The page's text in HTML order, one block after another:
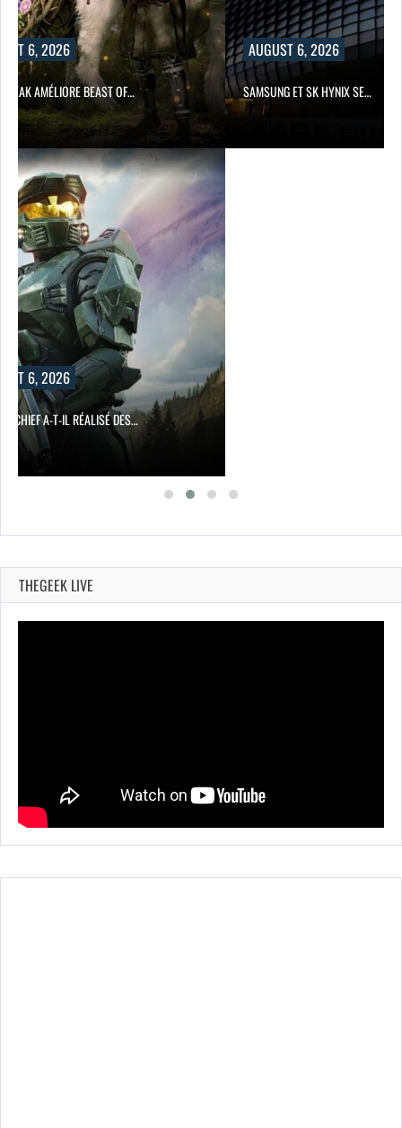
6, 2026
AMÉLIORE BEAST OF…
AUGUST 6, 2026
SAMSUNG ET SK HYNIX SE…
6, 2026
CHIEF A-T-IL RÉALISÉ DES…
THEGEEK LIVE